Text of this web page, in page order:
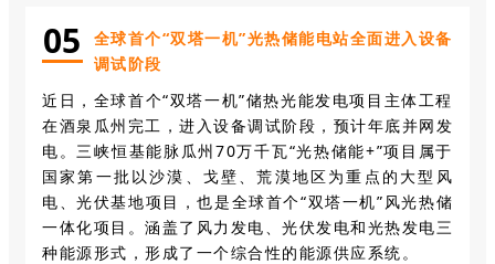
05
全球首个“双塔一机”光热储能电站全面进入设备
调试阶段
近日，全球首个“双塔一机”储热光能发电项目主体工程
在酒泉瓜州完工，进入设备调试阶段，预计年底并网发
电。三峡恒基能脉瓜州70万千瓦“光热储能+”项目属于
国家第一批以沙漠、戈壁、荒漠地区为重点的大型风
电、光伏基地项目，也是全球首个“双塔一机”风光热储
一体化项目。涵盖了风力发电、光伏发电和光热发电三
种能源形式，形成了一个综合性的能源供应系统。